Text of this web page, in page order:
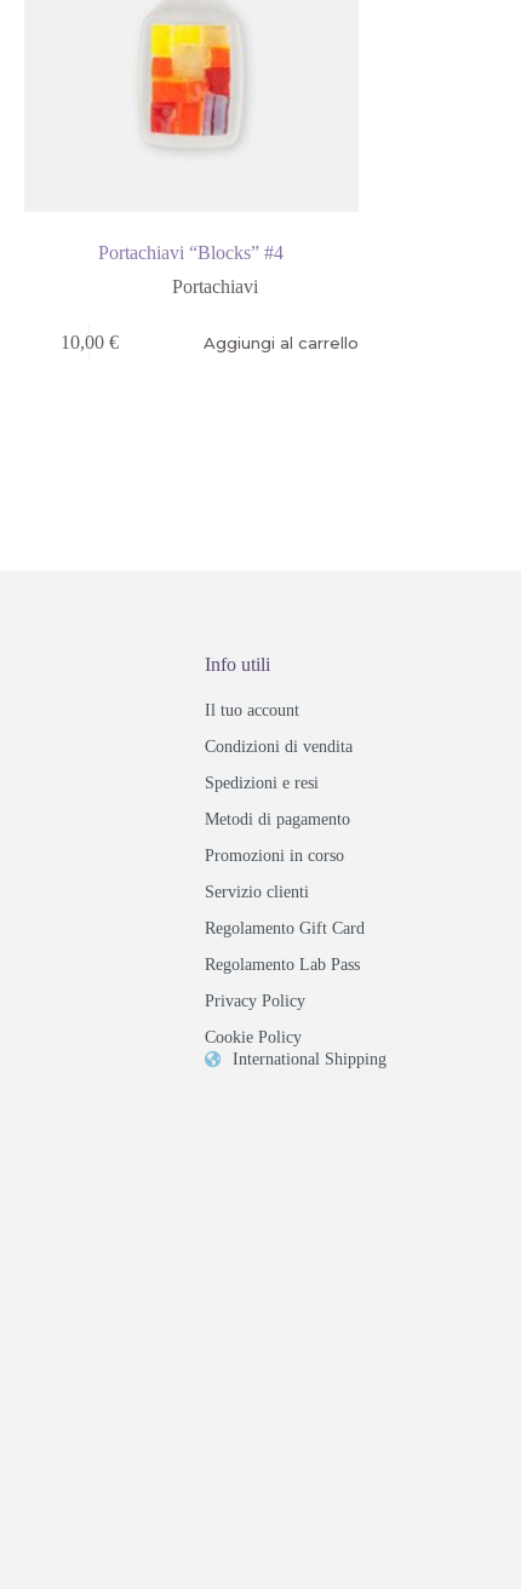
Portachiavi “Blocks” #4
Portachiavi
10,00 € Aggiungi al carrello
Info utili
Il tuo account
Condizioni di vendita
Spedizioni e resi
Metodi di pagamento
Promozioni in corso
Servizio clienti
Regolamento Gift Card
Regolamento Lab Pass
Privacy Policy
Cookie Policy
International Shipping